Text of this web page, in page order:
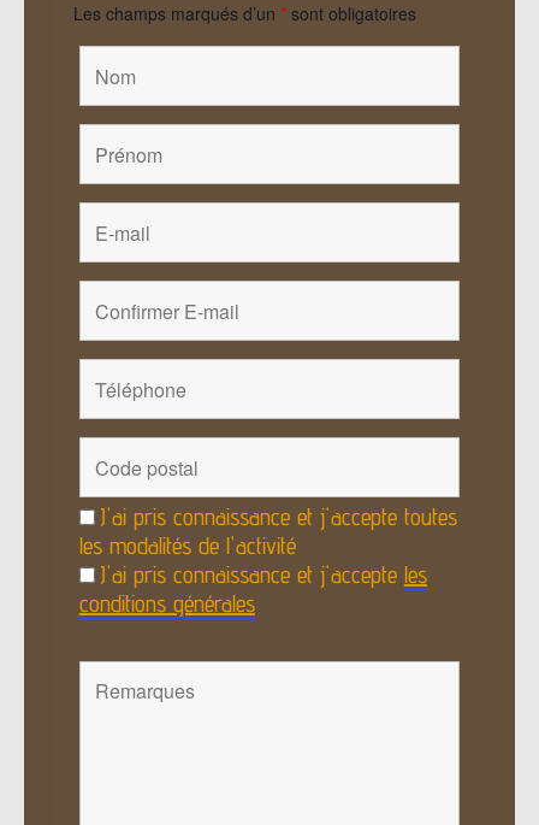
Les champs marqués d’un *sont obligatoires
J'ai pris connaissance et j'accepte toutes
les modalités de l'activité
J'ai pris connaissance et j'accepte les
conditions générales